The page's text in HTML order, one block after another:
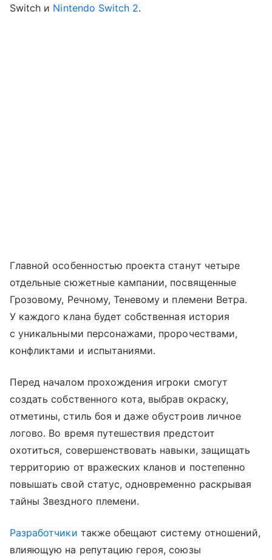
Switch и Nintendo Switch 2.
Главной особенностью проекта станут четыре
отдельные сюжетные кампании, посвященные
Грозовому, Речному, Теневому и племени Ветра.
У каждого клана будет собственная история
с уникальными персонажами, пророчествами,
конфликтами и испытаниями.
Перед началом прохождения игроки смогут
создать собственного кота, выбрав окраску,
отметины, стиль боя и даже обустроив личное
логово. Во время путешествия предстоит
охотиться, совершенствовать навыки, защищать
территорию от вражеских кланов и постепенно
повышать свой статус, одновременно раскрывая
тайны Звездного племени.
Разработчики также обещают систему отношений,
влияющую на репутацию героя, союзы